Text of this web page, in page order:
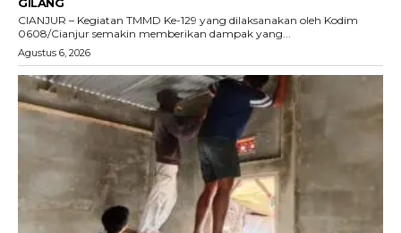
GILANG
CIANJUR – Kegiatan TMMD Ke-129 yang dilaksanakan oleh Kodim
0608/Cianjur semakin memberikan dampak yang...
Agustus 6, 2026